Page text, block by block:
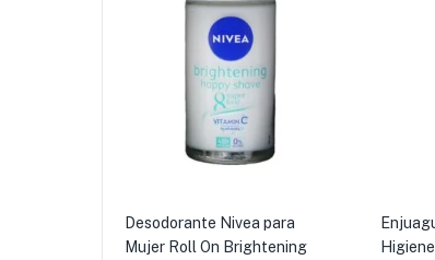
Desodorante Nivea para
Mujer Roll On Brightening